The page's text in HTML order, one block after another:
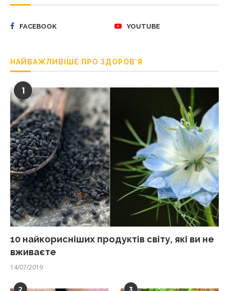
FACEBOOK YOUTUBE
НАЙВАЖЛИВІШЕ ПРО ЗДОРОВ’Я
1
10 найкорисніших продуктів світу, які ви не
вживаєте
14/07/2019
2 3